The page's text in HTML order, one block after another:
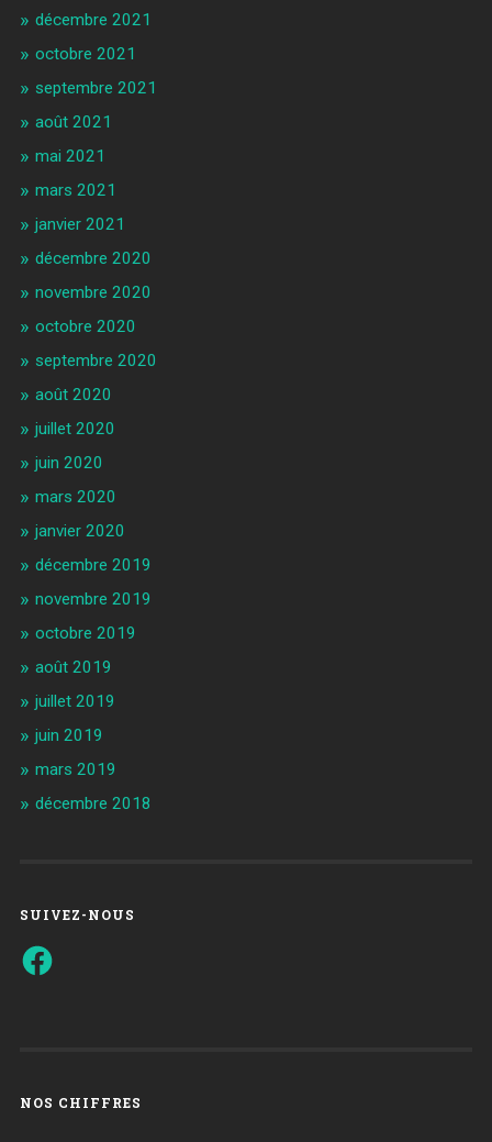
décembre 2021
octobre 2021
septembre 2021
août 2021
mai 2021
mars 2021
janvier 2021
décembre 2020
novembre 2020
octobre 2020
septembre 2020
août 2020
juillet 2020
juin 2020
mars 2020
janvier 2020
décembre 2019
novembre 2019
octobre 2019
août 2019
juillet 2019
juin 2019
mars 2019
décembre 2018
SUIVEZ-NOUS
Facebook
NOS CHIFFRES